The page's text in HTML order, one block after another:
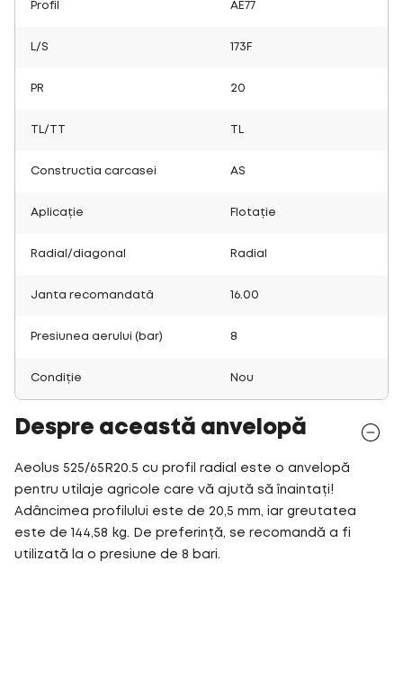
Profil AE77
L/S 173F
PR 20
TL/TT
Constructia carcasei AS
Aplicație Flotație
Radial/diagonal Radial
Janta recomandată 16.00
Presiunea aerului (bar) 8
Condiție Nou
Despre această anvelopă
Aeolus 525/65R20.5 cu profil radial este o anvelopă
pentru utilaje agricole care vă ajută să înaintați!
Adâncimea profilului este de 20,5 mm, iar greutatea
este de 144,58 kg. De preferință, se recomandă a fi
utilizată la o presiune de 8 bari.